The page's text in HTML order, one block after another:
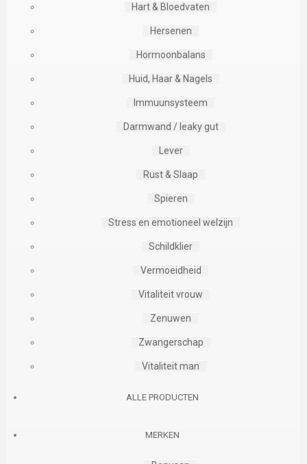
Hart & Bloedvaten
Hersenen
Hormoonbalans
Huid, Haar & Nagels
Immuunsysteem
Darmwand / leaky gut
Lever
Rust & Slaap
Spieren
Stress en emotioneel welzijn
Schildklier
Vermoeidheid
Vitaliteit vrouw
Zenuwen
Zwangerschap
Vitaliteit man
ALLE PRODUCTEN
MERKEN